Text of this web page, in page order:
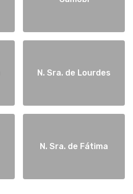
N. Sra. de Lourdes
N. Sra. de Fátima